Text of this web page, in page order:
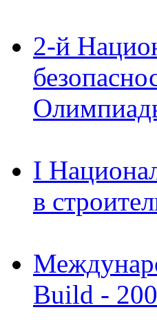
2-й
I
в
Build -